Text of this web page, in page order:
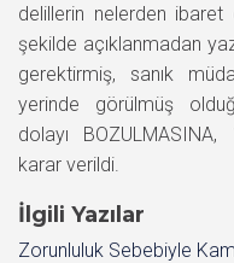
delillerin nelerden
şekilde açıklanmadan
gerektirmiş, sanık
yerinde görülmüş
dolayı
karar verildi.
İlgili Yazılar
Zorunluluk Sebebiyle